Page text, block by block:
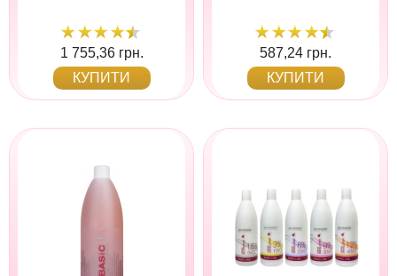
1 755,36 грн.
КУПИТИ
587,24 грн.
КУПИТИ